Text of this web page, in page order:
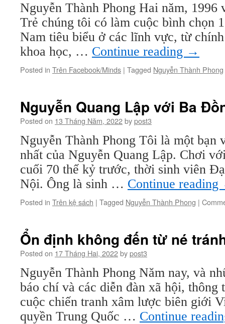
Nguyễn Thành Phong Hai năm, 1996
Trẻ chúng tôi có làm cuộc bình chọn
Nam tiêu biểu ở các lĩnh vực, từ
khoa học, … Continue reading →
Posted in Trên Facebook/Minds | Tagged Nguyễn Thành Phong
Nguyễn Quang Lập với Ba
Posted on 13 Tháng Năm, 2022bypost3
Nguyễn Thành Phong Tôi là một bạn
nhất của Nguyễn Quang Lập. Chơi
cuối 70 thế kỷ trước, thời sinh viên
Nội. Ông là sinh … Continue reading
Posted in Trên kệ sách | Tagged Nguyễn Thành Phong |
Ổn định không đến từ né
Posted on 17 Tháng Hai, 2022bypost3
Nguyễn Thành Phong Năm nay, và
báo chí và các diễn đàn xã hội, thông
cuộc chiến tranh xâm lược biên giới
quyền Trung Quốc … Continue